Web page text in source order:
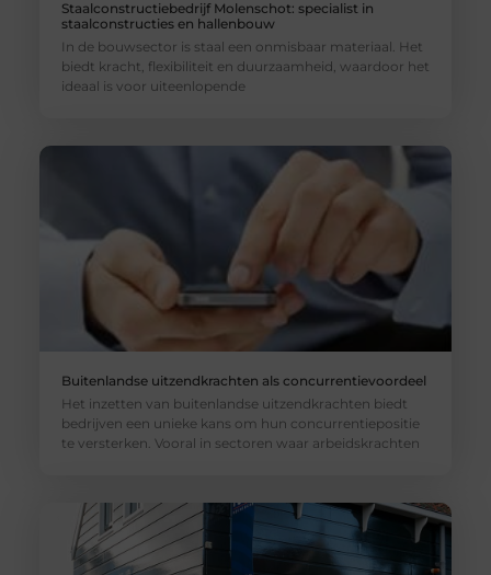
Staalconstructiebedrijf Molenschot: specialist in
staalconstructies en hallenbouw
In de bouwsector is staal een onmisbaar materiaal. Het
biedt kracht, flexibiliteit en duurzaamheid, waardoor het
ideaal is voor uiteenlopende
Buitenlandse uitzendkrachten als concurrentievoordeel
Het inzetten van buitenlandse uitzendkrachten biedt
bedrijven een unieke kans om hun concurrentiepositie
te versterken. Vooral in sectoren waar arbeidskrachten